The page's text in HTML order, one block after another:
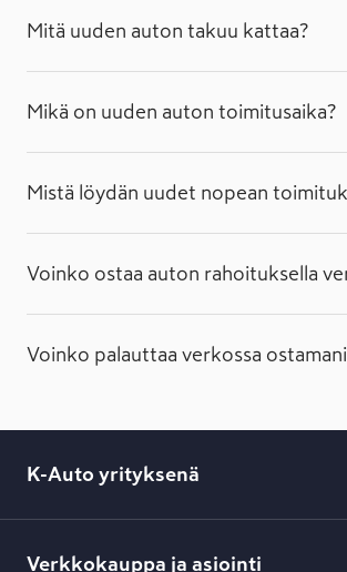
Mitä uuden auton takuu kattaa?
Mikä on uuden auton toimitusaika?
Mistä löydän uudet nopean
Voinko ostaa auton rahoituksella
Voinko palauttaa verkossa
K-Auto yrityksenä
Lehdistötiedotteet
Verkkokauppa ja asiointi